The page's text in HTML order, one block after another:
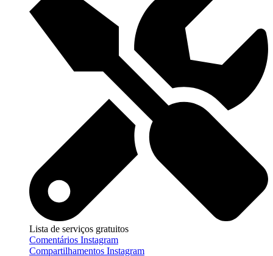
Lista de serviços gratuitos
Comentários Instagram
Compartilhamentos Instagram